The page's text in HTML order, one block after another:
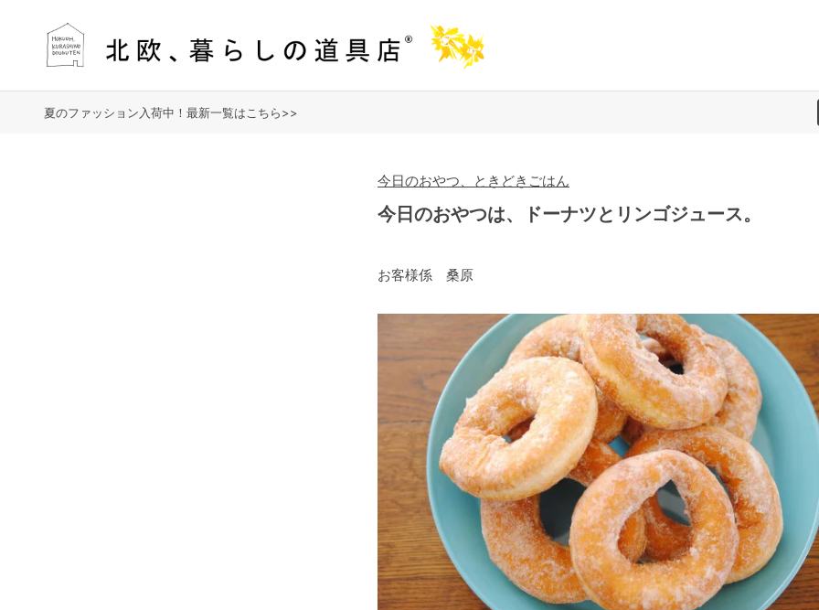
夏のファッション入荷中！最新一覧はこちら>>
今日のおやつ、ときどきごはん
今日のおやつは、ドーナツとリンゴジュース。
お客様係 桑原